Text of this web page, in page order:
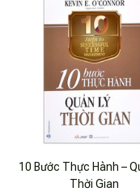
10 Bước Thực Hành –
Thời Gian